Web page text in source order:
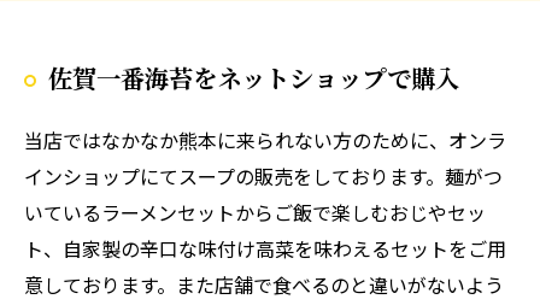
佐賀一番海苔をネットショップで購入
当店ではなかなか熊本に来られない方のために、オンラ
インショップにてスープの販売をしております。麺がつ
いているラーメンセットからご飯で楽しむおじやセッ
ト、自家製の辛口な味付け高菜を味わえるセットをご用
意しております。また店舗で食べるのと違いがないよう